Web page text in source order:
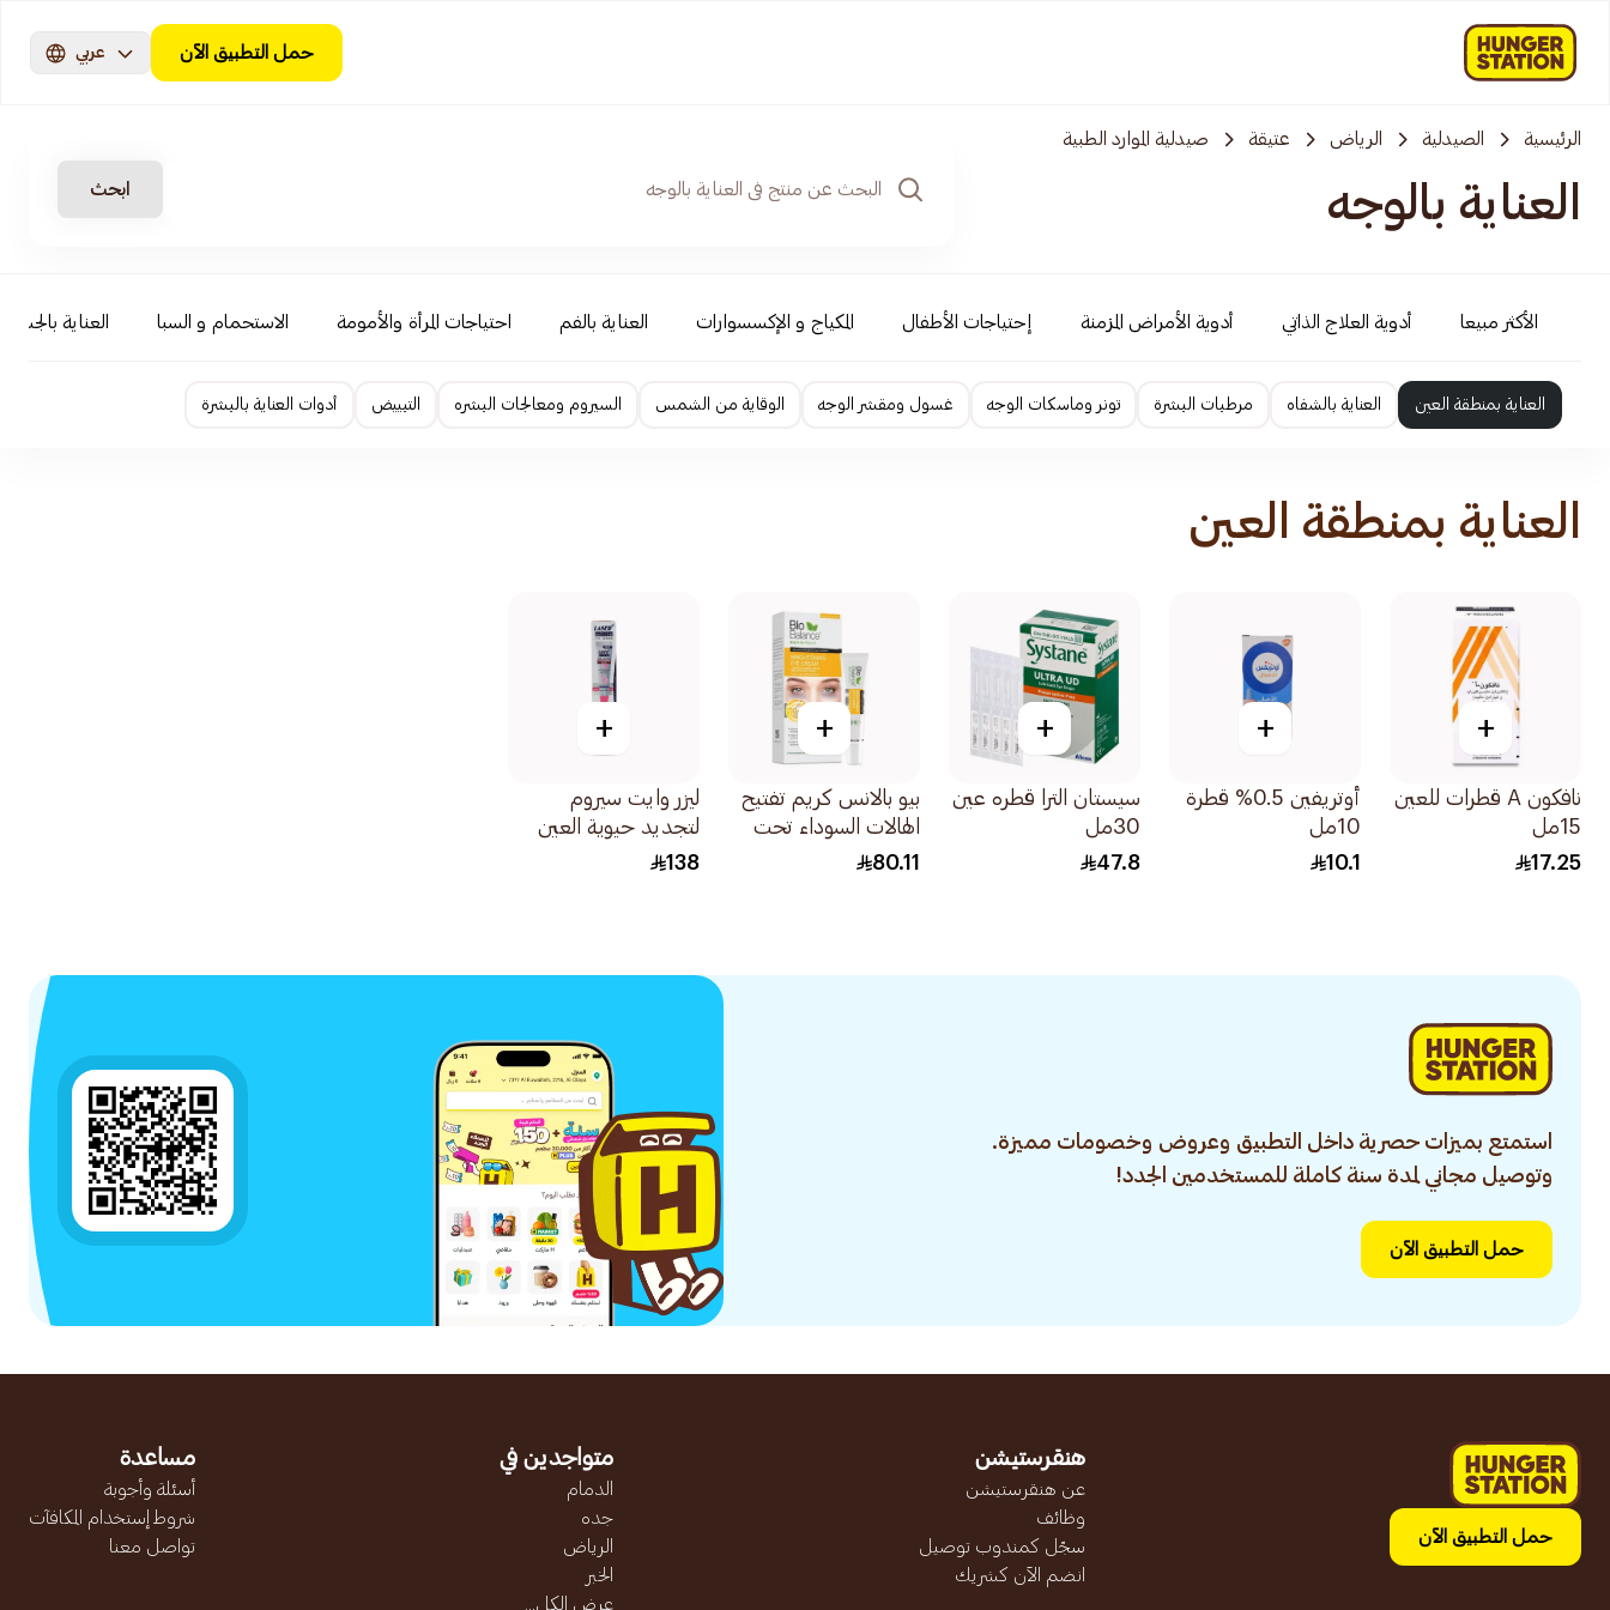
حمل التطبيق الآن عربي
الرئيسية الصيدلية الرياض عتيقة صيدلية الموارد الطبية
العناية بالوجه ابحث
الأكثر مبيعا أدوية العلاج الذاتي أدوية الأمراض المزمنة إحتياجات الأطفال المكياج و الإكسسوارات العناية بالفم احتياجات المرأة والأمومة الاستحمام و السبا العناية بالجسم
العناية بمنطقة العين العناية بالشفاه مرطبات البشرة تونر وماسكات الوجه غسول ومقشر الوجه الوقاية من الشمس السيروم ومعالجات البشره التبييض أدوات العناية بالبشرة
العناية بمنطقة العين
+
نافكون A قطرات للعين
15مل
17.25
+
أوتريفين 0.5% قطرة
10مل
10.1
+
سيستان الترا قطره عين
30مل
47.8
+
بيو بالانس كريم تفتيح
الهالات السوداء تحت
العين 15 مل
80.11
+
ليزر وايت سيروم
لتجديد حيوية العين
30جرام
138
استمتع بميزات حصرية داخل التطبيق وعروض وخصومات مميزة.
وتوصيل مجاني لمدة سنة كاملة للمستخدمين الجدد!
حمل التطبيق الآن
حمل التطبيق الآن
هنقرستيشن
عن هنقرستيشن
وظائف
سجّل كمندوب توصيل
انضم الآن كشريك
متواجدين في
الدمام
جده
الرياض
الخبر
عرض الكل...
مساعدة
أسئلة وأجوبة
شروط إستخدام المكافآت
تواصل معنا